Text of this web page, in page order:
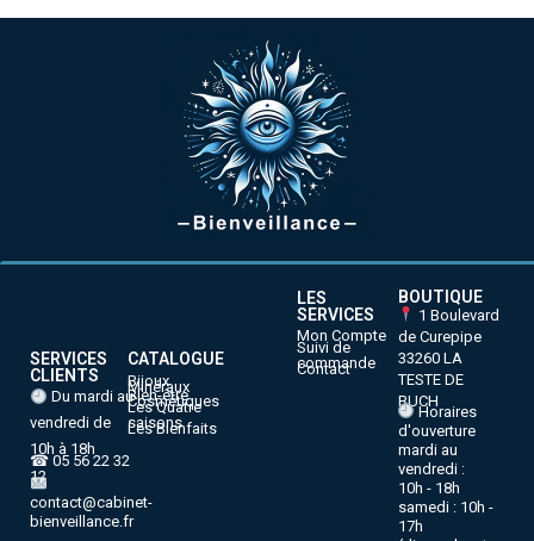
SERVICES
CLIENTS
Du mardi au
vendredi de
10h à 18h
☎ 05 56 22 32
12
contact@cabinet-
bienveillance.fr
CATALOGUE
Bijoux
Minéraux
Bien-être
Cosmétiques
Les Quatre
saisons
Les Bienfaits
LES
SERVICES
Mon Compte
Suivi de
commande
Contact
BOUTIQUE
1 Boulevard
de Curepipe
33260 LA
TESTE DE
BUCH
Horaires
d'ouverture
mardi au
vendredi :
10h - 18h
samedi : 10h -
17h